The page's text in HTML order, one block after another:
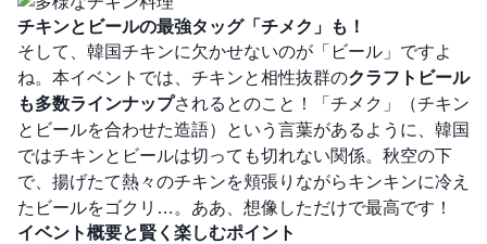
チキンとビールの最強タッグ「チメク」も！
そして、韓国チキンに欠かせないのが「ビール」ですよ
ね。本イベントでは、チキンと相性抜群のクラフトビール
も多数ラインナップされるとのこと！「チメク」（チキン
とビールを合わせた造語）という言葉があるように、韓国
ではチキンとビールは切っても切れない関係。秋空の下
で、揚げたて熱々のチキンを頬張りながらキンキンに冷え
たビールをゴクリ…。ああ、想像しただけで最高です！
イベント概要と賢く楽しむポイント